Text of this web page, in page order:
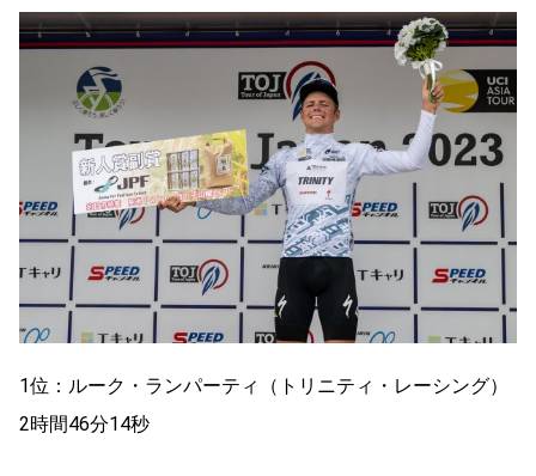
1位：ルーク・ランパーティ（トリニティ・レーシング）
2時間46分14秒